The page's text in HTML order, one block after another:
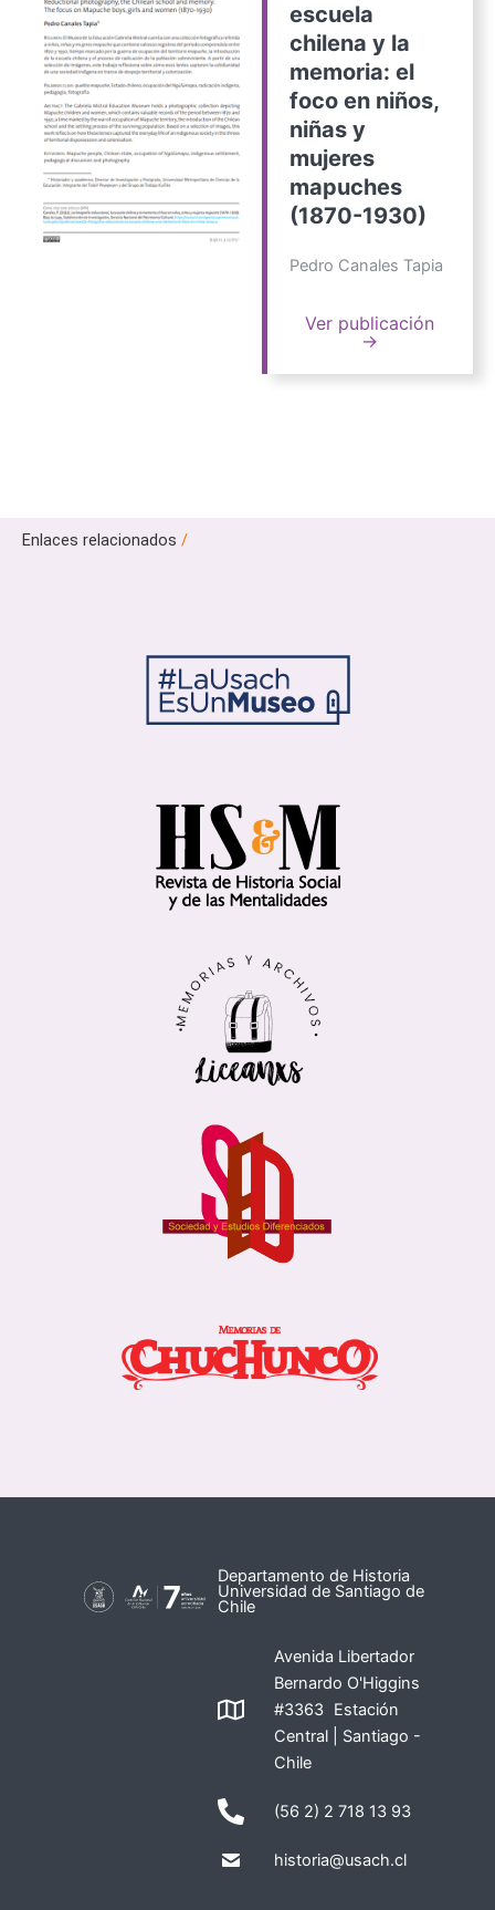
escuela
chilena y la
memoria: el
foco en niños,
niñas y
mujeres
mapuches
(1870-1930)
Pedro Canales Tapia
Ver publicación
→
Enlaces relacionados /
Departamento de Historia
Universidad de Santiago de
Chile
Avenida Libertador
Bernardo O'Higgins
#3363 Estación
Central | Santiago -
Chile
(56 2) 2 718 13 93
historia@usach.cl